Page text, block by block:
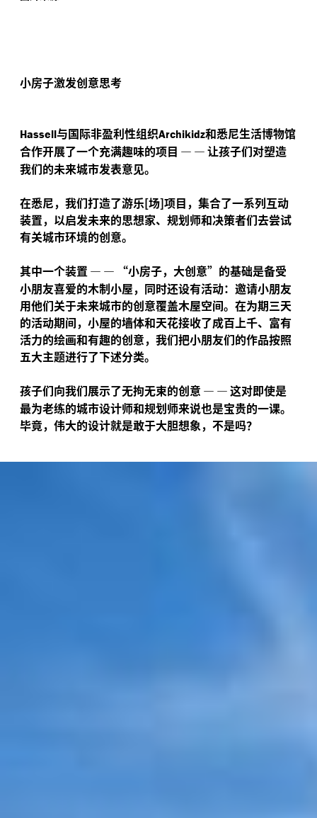
小房子激发创意思考
Hassell与国际非盈利性组织Archikidz和悉尼生活博物馆
合作开展了一个充满趣味的项目 — —让孩子们对塑造
我们的未来城市发表意见。
在悉尼，我们打造了游乐[场]项目，集合了一系列互动
装置，以启发未来的思想家、规划师和决策者们去尝试
有关城市环境的创意。
其中一个装置 — — “小房子，大创意”的基础是备受
小朋友喜爱的木制小屋，同时还设有活动：邀请小朋友
用他们关于未来城市的创意覆盖木屋空间。在为期三天
的活动期间，小屋的墙体和天花接收了成百上千、富有
活力的绘画和有趣的创意，我们把小朋友们的作品按照
五大主题进行了下述分类。
孩子们向我们展示了无拘无束的创意 — —这对即使是
最为老练的城市设计师和规划师来说也是宝贵的一课。
毕竟，伟大的设计就是敢于大胆想象，不是吗？